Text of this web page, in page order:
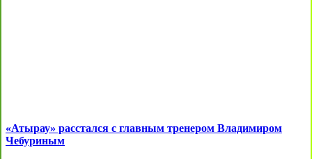
«Атырау» расстался с главным тренером Владимиром
Чебуриным